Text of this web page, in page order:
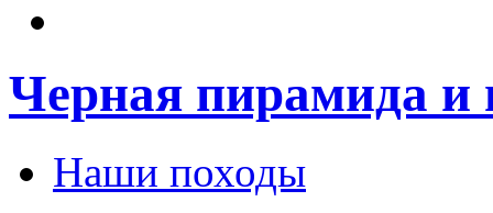
Черная пирамида и
Наши походы